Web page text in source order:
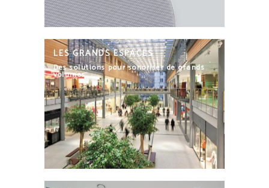
LES GRANDS ESPACES
Des solutions pour sonoriser de grands
volumes